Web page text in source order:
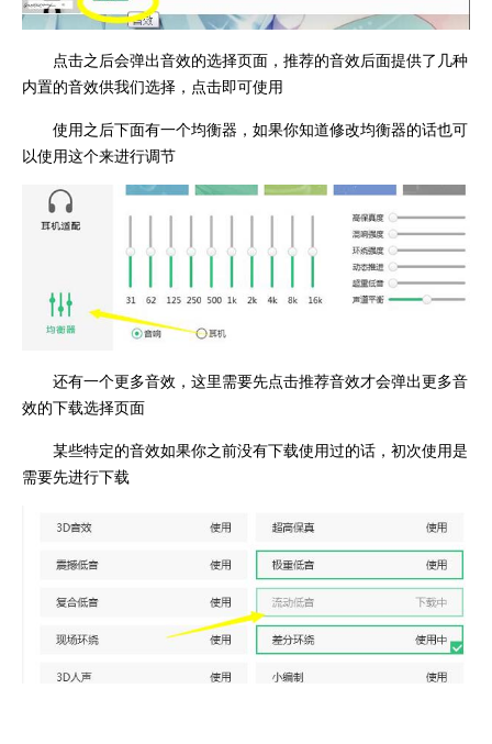
点击之后会弹出音效的选择页面，推荐的音效后面提供了几种
内置的音效供我们选择，点击即可使用
使用之后下面有一个均衡器，如果你知道修改均衡器的话也可
以使用这个来进行调节
还有一个更多音效，这里需要先点击推荐音效才会弹出更多音
效的下载选择页面
某些特定的音效如果你之前没有下载使用过的话，初次使用是
需要先进行下载